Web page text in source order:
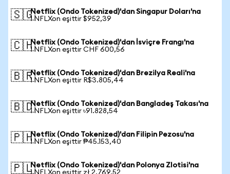
🇸🇬Netflix (Ondo Tokenized)'dan Singapur Doları'na
1 NFLXon eşittir $952,39
🇨🇭Netflix (Ondo Tokenized)'dan İsviçre Frangı'na
1 NFLXon eşittir CHF 600,56
🇧🇷Netflix (Ondo Tokenized)'dan Brezilya Reali'na
1 NFLXon eşittir R$3.805,44
🇧🇩Netflix (Ondo Tokenized)'dan Bangladeş Takası'na
1 NFLXon eşittir ৳91.828,54
🇵🇭Netflix (Ondo Tokenized)'dan Filipin Pezosu'na
1 NFLXon eşittir ₱45.153,40
🇵🇱Netflix (Ondo Tokenized)'dan Polonya Zlotisi'na
1 NFLXon eşittir zł 2.769,52